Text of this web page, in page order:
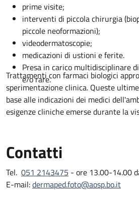
prime visite;
interventi di piccola chirurgia
piccole neoformazioni);
videodermatoscopie;
medicazioni di ustioni e ferite.
Presa in carico multidisciplinare
e/o rare.
Trattamenti con farmaci biologici
sperimentazione clinica. Queste
base alle indicazioni dei medici
esigenze cliniche emerse durante la
Contatti
Tel. 051 2143475 - ore 13.00-14.00
E-mail:dermaped.foto@aosp.bo.it